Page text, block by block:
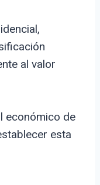
al valor
económico de
esta